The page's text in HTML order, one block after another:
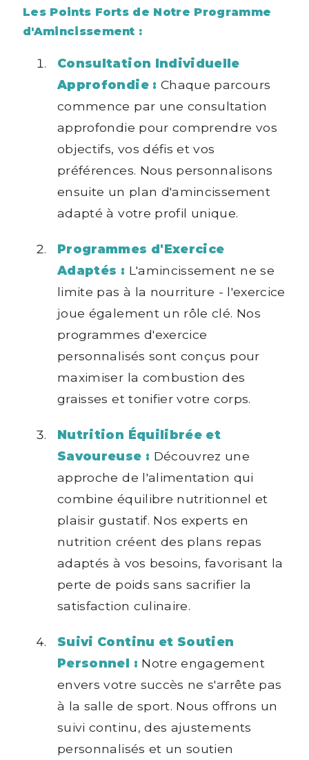
Les Points Forts de Notre Programme
d'Amincissement :
Consultation Individuelle
Approfondie : Chaque parcours
commence par une consultation
approfondie pour comprendre vos
objectifs, vos défis et vos
préférences. Nous personnalisons
ensuite un plan d'amincissement
adapté à votre profil unique.
Programmes d'Exercice
Adaptés : L'amincissement ne se
limite pas à la nourriture - l'exercice
joue également un rôle clé. Nos
programmes d'exercice
personnalisés sont conçus pour
maximiser la combustion des
graisses et tonifier votre corps.
Nutrition Équilibrée et
Savoureuse : Découvrez une
approche de l'alimentation qui
combine équilibre nutritionnel et
plaisir gustatif. Nos experts en
nutrition créent des plans repas
adaptés à vos besoins, favorisant la
perte de poids sans sacrifier la
satisfaction culinaire.
Suivi Continu et Soutien
Personnel : Notre engagement
envers votre succès ne s'arrête pas
à la salle de sport. Nous offrons un
suivi continu, des ajustements
personnalisés et un soutien